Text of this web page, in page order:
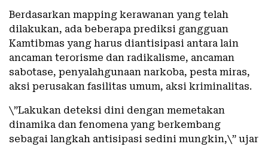
Berdasarkan mapping kerawanan yang telah
dilakukan, ada beberapa prediksi gangguan
Kamtibmas yang harus diantisipasi antara lain
ancaman terorisme dan radikalisme, ancaman
sabotase, penyalahgunaan narkoba, pesta miras,
aksi perusakan fasilitas umum, aksi kriminalitas.
\”Lakukan deteksi dini dengan memetakan
dinamika dan fenomena yang berkembang
sebagai langkah antisipasi sedini mungkin,\” ujar